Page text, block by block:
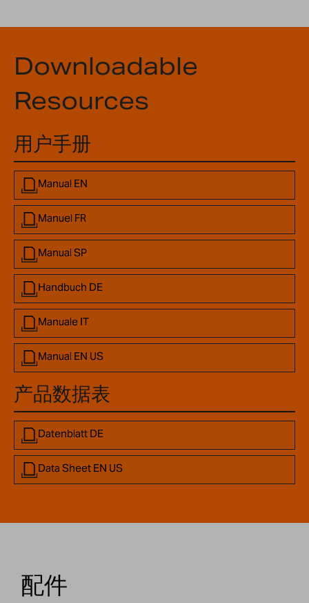
Downloadable
Resources
用户手册
Manual EN
Manuel FR
Manual SP
Handbuch DE
Manuale IT
Manual EN US
产品数据表
Datenblatt DE
Data Sheet EN US
配件